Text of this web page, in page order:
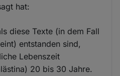
hat:
diese Texte (in dem Fall
entstanden sind,
Lebenszeit
20 bis 30 Jahre.